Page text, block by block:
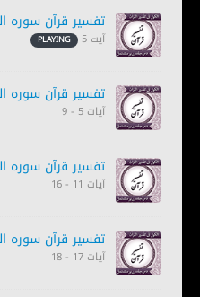
تفسیر قرآن سورہ ‎الحج
آیت 5 PLAYING
تفسیر قرآن سورہ ‎الحج
آیات 5 - 9
تفسیر قرآن سورہ ‎الحج
آیات 11 - 16
تفسیر قرآن سورہ ‎الحج
آیات 17 - 18